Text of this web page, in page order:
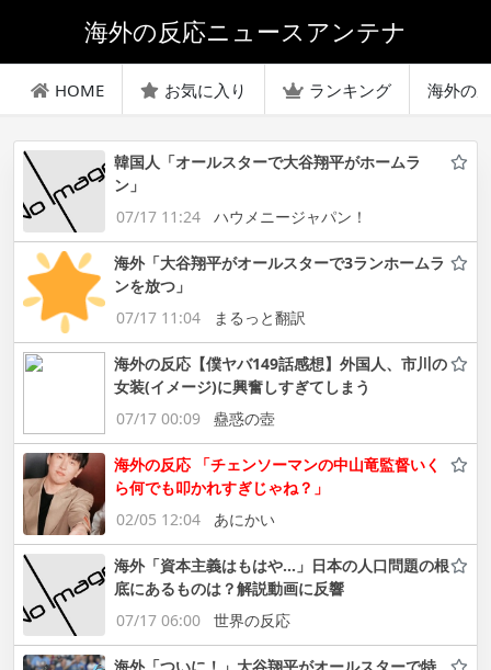
海外の反応ニュースアンテナ
HOME お気に入り ランキング 海外の
韓国人「オールスターで大谷翔平がホームラ
ン」
07/17 11:24
ハウメニージャパン！
海外「大谷翔平がオールスターで3ランホームラ
ンを放つ」
07/17 11:04
まるっと翻訳
海外の反応【僕ヤバ149話感想】外国人、市川の
女装(イメージ)に興奮しすぎてしまう
07/17 00:09
蠱惑の壺
海外の反応 「チェンソーマンの中山竜監督いく
ら何でも叩かれすぎじゃね？」
02/05 12:04
あにかい
海外「資本主義はもはや…」日本の人口問題の根
底にあるものは？解説動画に反響
07/17 06:00
世界の反応